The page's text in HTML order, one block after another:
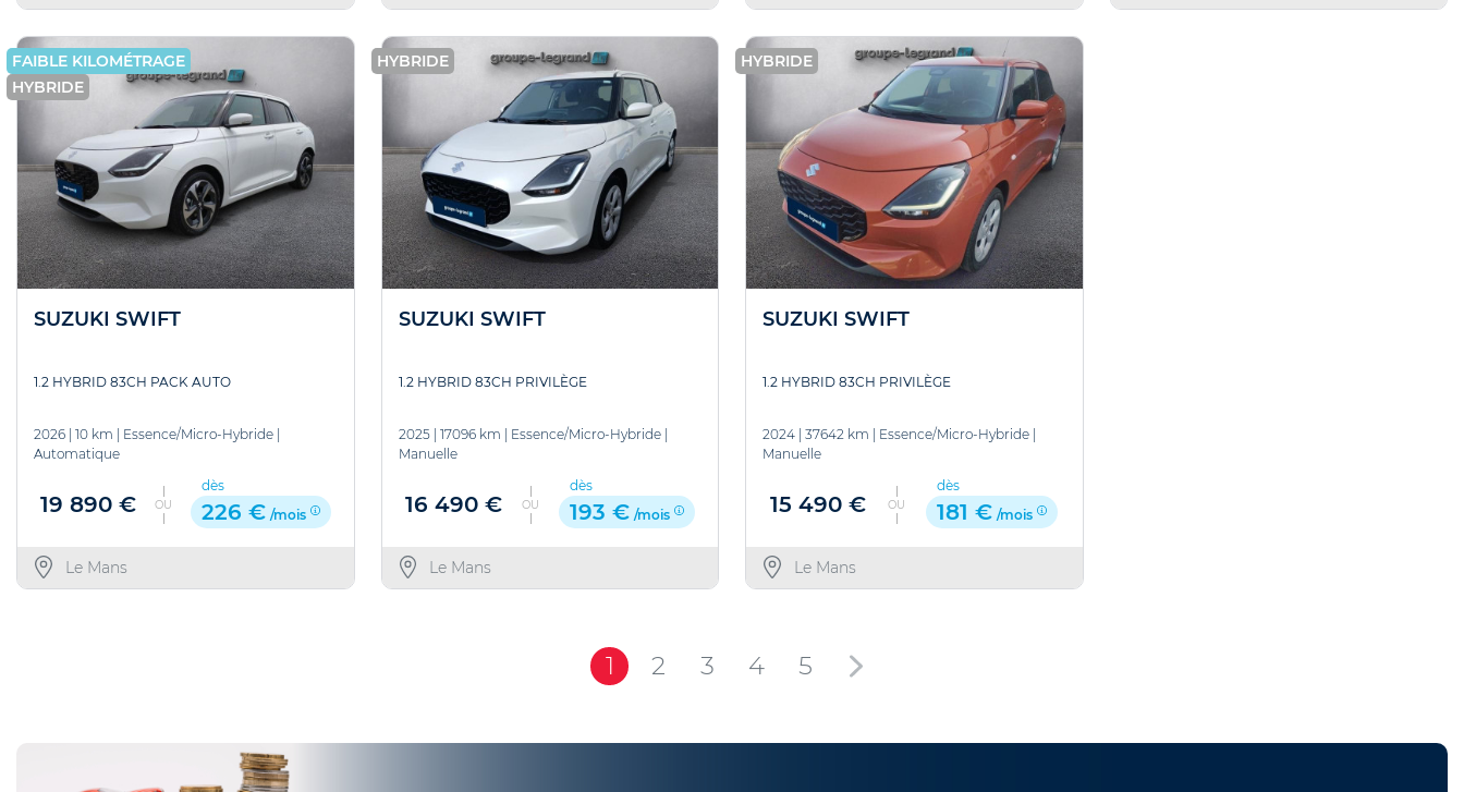
FAIBLE KILOMÉTRAGE
HYBRIDE
SUZUKI SWIFT
1.2 HYBRID 83CH PACK AUTO
2026 10 km Essence/Micro-Hybride
Automatique
19 890 € OU
dès
226 € /mois
Le Mans
HYBRIDE
SUZUKI SWIFT
1.2 HYBRID 83CH PRIVILÈGE
2025| 17096 km Essence/Micro-Hybride|
Manuelle
16 490 € OU
dès
193 € /mois
Le Mans
HYBRIDE
SUZUKI SWIFT
1.2 HYBRID 83CH PRIVILÈGE
2024 37642 km Essence/Micro-Hybride
Manuelle
15 490 € OU
dès
181 € /mois
Le Mans
1 2 3 4 5